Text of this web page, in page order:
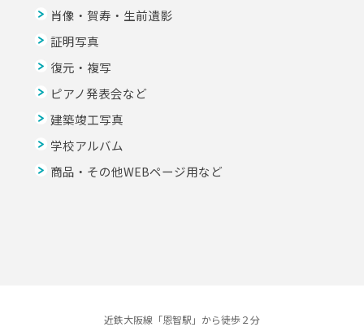
肖像・賀寿・生前遺影
証明写真
復元・複写
ピアノ発表会など
建築竣工写真
学校アルバム
商品・その他WEBページ用など
近鉄大阪線「恩智駅」から徒歩２分